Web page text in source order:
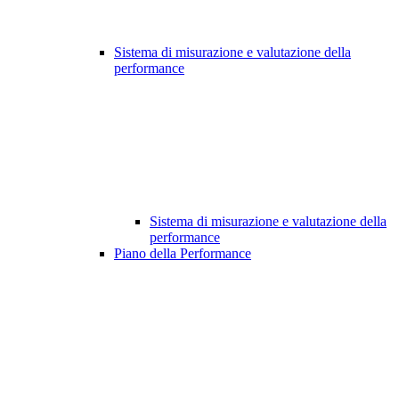
Sistema di misurazione e valutazione della
performance
Sistema di misurazione e valutazione della
performance
Piano della Performance